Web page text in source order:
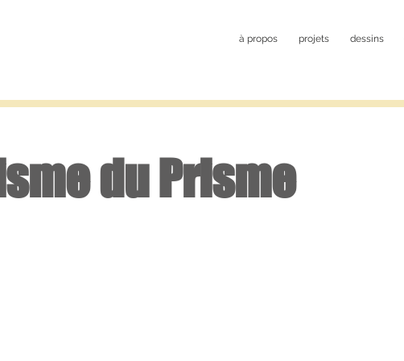
à propos projets dessins
du Prisme